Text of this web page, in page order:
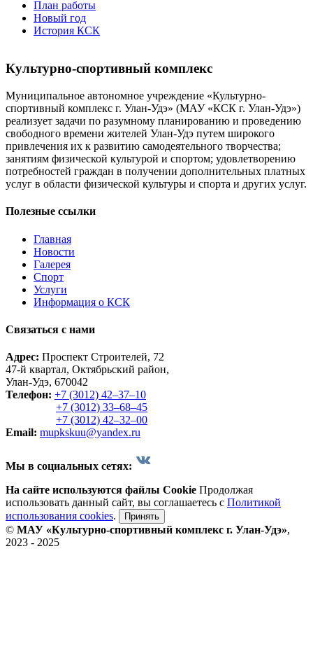
План работы
Новый год
История КСК
Культурно-спортивный комплекс
Муниципальное автономное учреждение «Культурно-
спортивный комплекс г. Улан-Удэ» (МАУ «КСК г. Улан-Удэ»)
реализует задачи по разумному планированию и проведению
свободного времени жителей Улан-Удэ путем широкого
привлечения их к развитию самодеятельного творчества;
занятиям физической культурой и спортом; удовлетворению
потребностей граждан в получении дополнительных платных
услуг в области физической культуры и спорта и других услуг.
Полезные ссылки
Главная
Новости
Галерея
Спорт
Услуги
Информация о КСК
Связаться с нами
Адрес: Проспект Строителей, 72
47-й квартал, Октябрьский район,
Улан-Удэ, 670042
Телефон: +7 (3012) 42‒37‒10
+7 (3012) 33‒68‒45
+7 (3012) 42‒32‒00
Email: mupkskuu@yandex.ru
Мы в социальных сетях:
На сайте используются файлы Cookie Продолжая
использовать данный сайт, вы соглашаетесь с Политикой
использования cookies. Принять
© МАУ «Культурно-спортивный комплекс г. Улан-Удэ»,
2023 - 2025